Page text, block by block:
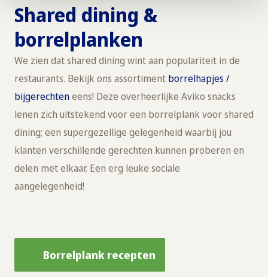
Shared dining &
borrelplanken
We zien dat shared dining wint aan populariteit in de
restaurants. Bekijk ons assortiment borrelhapjes /
bijgerechteneens! Deze overheerlijke Aviko snacks
lenen zich uitstekend voor een borrelplank voor shared
dining; een supergezellige gelegenheid waarbij jou
klanten verschillende gerechten kunnen proberen en
delen met elkaar. Een erg leuke sociale
aangelegenheid!
Borrelplank recepten